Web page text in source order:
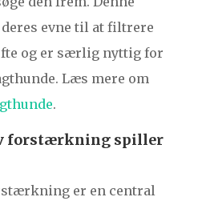
evne til at filtrere
og er særlig nyttig for
Læs mere om
.
forstærkning spiller
er en central